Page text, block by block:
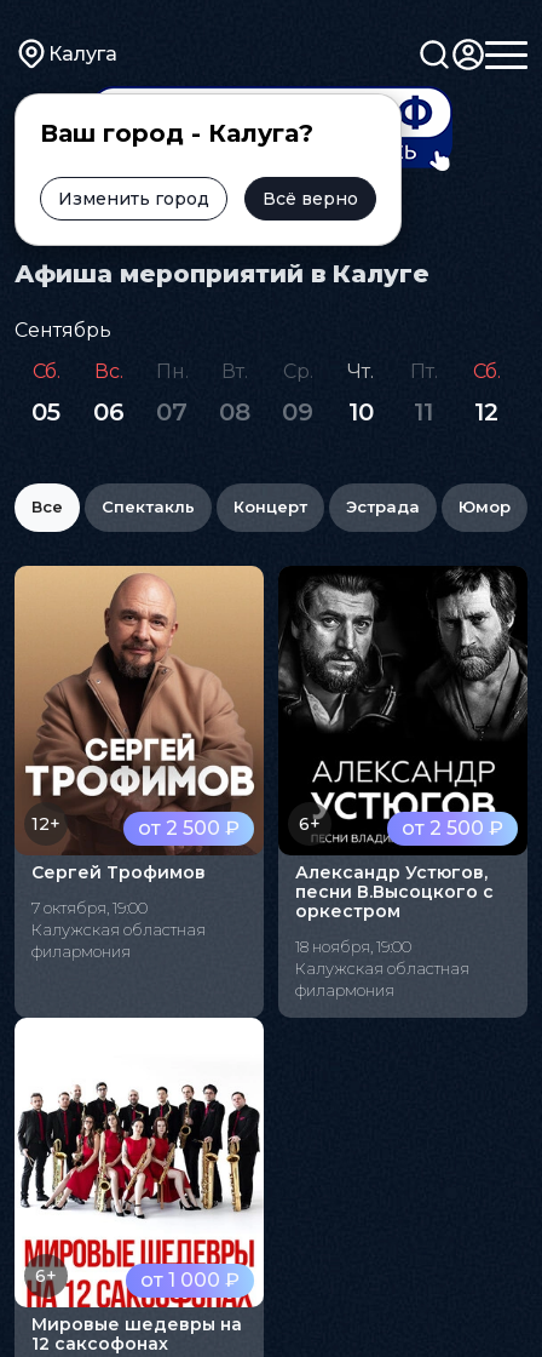
Калуга
Ваш город - Калуга?
Изменить город Всё верно
Главная Афиша
Афиша мероприятий в Калуге
Сентябрь
Сб.
05
Вс.
06
Пн.
07
Вт.
08
Ср.
09
Чт.
10
Пт.
11
Сб.
12
Все Спектакль Концерт Эстрада Юмор
от 2 500 ₽
12+
Сергей Трофимов
7 октября, 19:00
Калужская областная
филармония
от 2 500 ₽
6+
Александр Устюгов,
песни В.Высоцкого с
оркестром
18 ноября, 19:00
Калужская областная
филармония
от 1 000 ₽
6+
Мировые шедевры на
12 саксофонах